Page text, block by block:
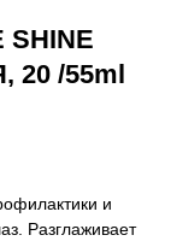
/55ml
и
Разглаживает